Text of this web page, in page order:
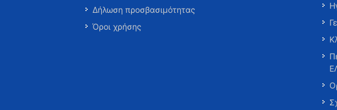
Δήλωση προσβασιμότητας
Όροι χρήσης